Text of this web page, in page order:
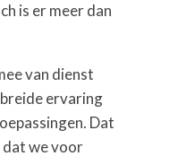
is er meer dan
van dienst
ervaring
Dat
we voor